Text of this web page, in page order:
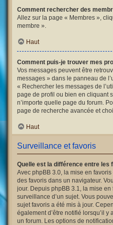
Comment rechercher des
Allez sur la page « Membres »,
membre ».
Haut
Comment puis-je trouver mes
Vos messages peuvent être
messages » dans le panneau de
« Rechercher les messages de
page de profil ou bien en cliquant
n’importe quelle page du forum.
page de recherche avancée et
Haut
Surveillance et favoris
Quelle est la différence entre les
Avec phpBB 3.0, la mise en
des favoris dans un navigateur.
jour. Depuis phpBB 3.1, la mise
surveillance d’un sujet. Vous
sujet favoris a été mis à jour.
également d’être notifié lorsqu’il
un forum. Les options de